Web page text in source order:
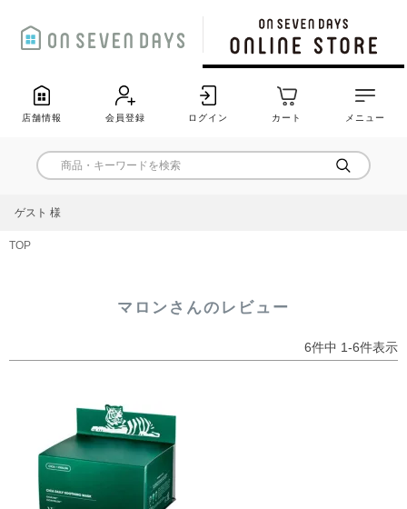
店舗情報 会員登録 ログイン カート メニュー
ゲスト 様
TOP
マロンさんのレビュー
6件中 1-6件表示